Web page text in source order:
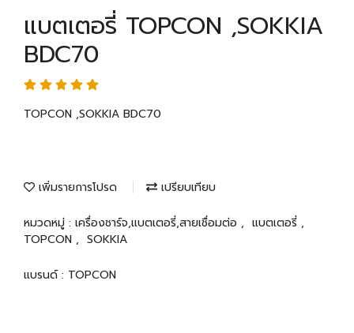
แบตเตอรี่ TOPCON ,SOKKIA
BDC70
TOPCON ,SOKKIA BDC70
เพิ่มรายการโปรด เปรียบเทียบ
หมวดหมู่ : เครื่องชาร์จ,แบตเตอรี่,สายเชื่อมต่อ , แบตเตอรี่ ,
TOPCON , SOKKIA
แบรนด์ : TOPCON